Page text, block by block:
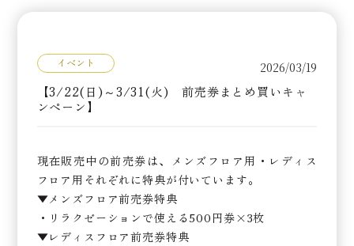
イベント 2026/03/19
【3/22(日)～3/31(火) 前売券まとめ買いキャ
ンペーン】
現在販売中の前売券は、メンズフロア用・レディス
フロア用それぞれに特典が付いています。
▼メンズフロア前売券特典
・リラクゼーションで使える500円券×3枚
▼レディスフロア前売券特典